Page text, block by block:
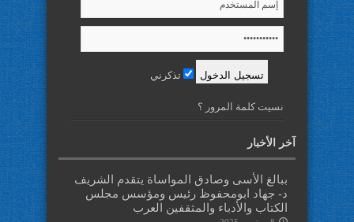
تذكرني
نسيت كلمة المرور ؟
آخر الأخبار
ببالغ الأسى وصادق المواساة يتقدم الشريف
د- جهاد ابومحفوظ رئيس ومؤسس مجلس
الكتاب والأدباء والمثقفين العرب